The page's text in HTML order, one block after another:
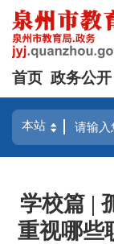
首页 政务公开
学校篇 |
重视哪些